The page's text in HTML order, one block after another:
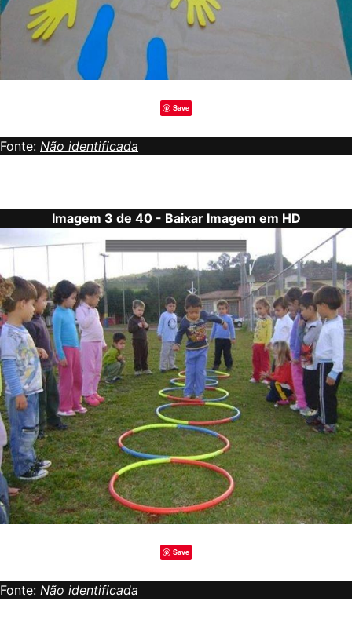
Save
Fonte: Não identificada
Imagem 3 de 40 - Baixar Imagem em HD
Save
Fonte: Não identificada